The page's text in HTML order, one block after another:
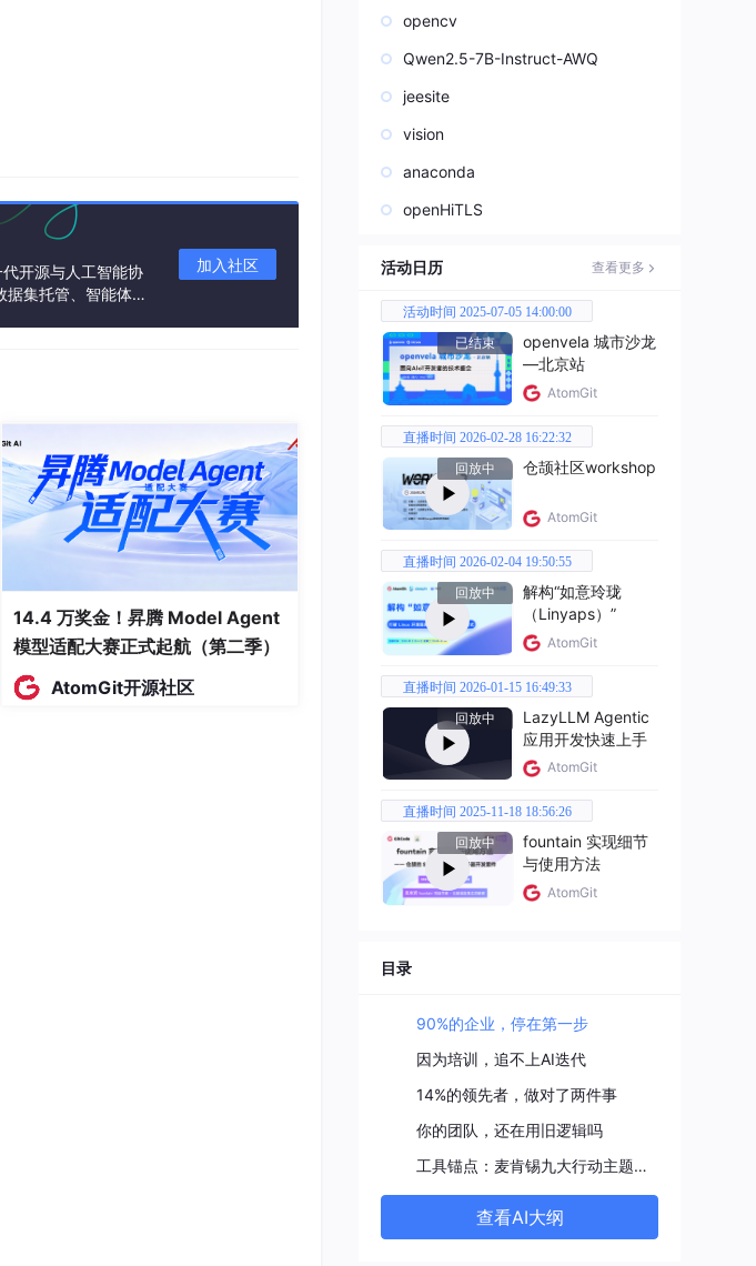
价值
。
开源与人工智能协
据集托管、智能体开
加入社区
14.4 万奖金！昇腾 Model Agent
模型适配大赛正式起航（第二季）
AtomGit开源社区
opencv
Qwen2.5-7B-Instruct-AWQ
jeesite
vision
anaconda
openHiTLS
活动日历 查看更多
活动时间 2025-07-05 14:00:00
已结束
openvela 城市沙龙
—北京站
AtomGit
直播时间 2026-02-28 16:22:32
回放中
仓颉社区workshop
AtomGit
直播时间 2026-02-04 19:50:55
回放中
解构“如意玲珑
（Linyaps）”
AtomGit
直播时间 2026-01-15 16:49:33
回放中
LazyLLM Agentic
应用开发快速上手
AtomGit
直播时间 2025-11-18 18:56:26
回放中
fountain 实现细节
与使用方法
AtomGit
目录
90%的企业，停在第一步
因为培训，追不上AI迭代
14%的领先者，做对了两件事
你的团队，还在用旧逻辑吗
工具锚点：麦肯锡九大行动主题诊断表
查看AI大纲